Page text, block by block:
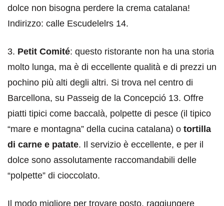
dolce non bisogna perdere la crema catalana!
Indirizzo: calle Escudelelrs 14.
3. Petit Comité: questo ristorante non ha una storia
molto lunga, ma è di eccellente qualità e di prezzi un
pochino più alti degli altri. Si trova nel centro di
Barcellona, su Passeig de la Concepció 13. Offre
piatti tipici come baccalà, polpette di pesce (il tipico
“mare e montagna” della cucina catalana) o tortilla
di carne e patate. Il servizio è eccellente, e per il
dolce sono assolutamente raccomandabili delle
“polpette” di cioccolato.
Il modo migliore per trovare posto, raggiungere